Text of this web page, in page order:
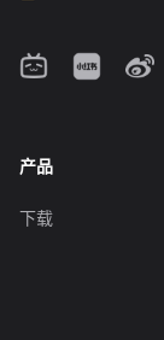
产品
下载